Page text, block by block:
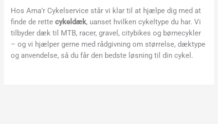
Hos Ama’r Cykelservice står vi klar til at hjælpe dig med at
finde de rettecykeldæk, uanset hvilken cykeltype du har. Vi
tilbyder dæk til MTB, racer, gravel, citybikes og børnecykler
– og vi hjælper gerne med rådgivning om størrelse, dæktype
og anvendelse, så du får den bedste løsning til din cykel.